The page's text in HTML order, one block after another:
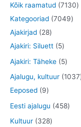
Kõik raamatud 71307
o
Kategooriad 70497
t
Ajakirjad 282
8
t
Ajakiri: Siluett 55
t
o
Ajakiri: Täheke 55
t
o
Ajalugu, kultuur 1037
Eeposed 99
t
o
Eesti ajalugu 4584
Kultuur 3283